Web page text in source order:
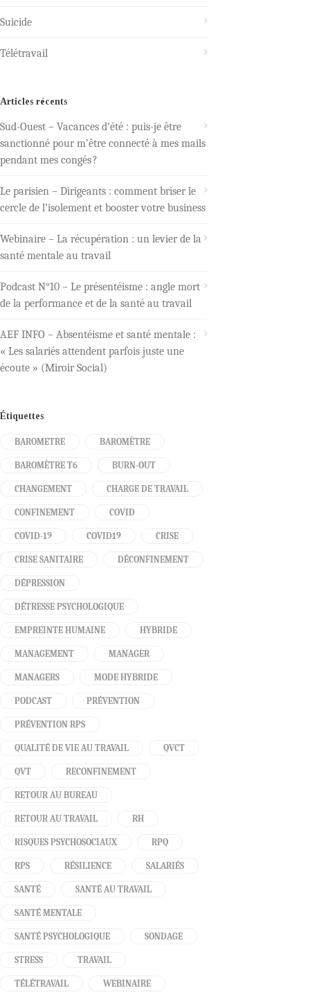
Suicide
Télétravail
Articles récents
Sud-Ouest – Vacances d’été : puis-je être
sanctionné pour m’être connecté à mes mails
pendant mes congés ?
Le parisien – Dirigeants : comment briser le
cercle de l’isolement et booster votre business
Webinaire – La récupération : un levier de la
santé mentale au travail
Podcast N°10 – Le présentéisme : angle mort
de la performance et de la santé au travail
AEF INFO – Absentéisme et santé mentale :
« Les salariés attendent parfois juste une
écoute » (Miroir Social)
Étiquettes
BAROMETRE BAROMÈTRE
BAROMÈTRE T6 BURN-OUT
CHANGEMENT CHARGE DE TRAVAIL
CONFINEMENT COVID
COVID-19 COVID19 CRISE
CRISE SANITAIRE DÉCONFINEMENT
DÉPRESSION
DÉTRESSE PSYCHOLOGIQUE
EMPREINTE HUMAINE HYBRIDE
MANAGEMENT MANAGER
MANAGERS MODE HYBRIDE
PODCAST PRÉVENTION
PRÉVENTION RPS
QUALITÉ DE VIE AU TRAVAIL QVCT
QVT RECONFINEMENT
RETOUR AU BUREAU
RETOUR AU TRAVAIL RH
RISQUES PSYCHOSOCIAUX RPQ
RPS RÉSILIENCE SALARIÉS
SANTÉ SANTÉ AU TRAVAIL
SANTÉ MENTALE
SANTÉ PSYCHOLOGIQUE SONDAGE
STRESS TRAVAIL
TÉLÉTRAVAIL WEBINAIRE